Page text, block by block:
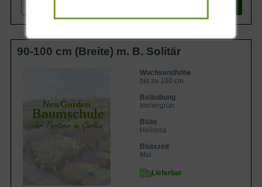
90-100 cm (Breite) m. B. Solitär
Wuchsendhöhe
bis zu 100 cm
Belaubung
Immergrün
Blüte
Hellrosa
Blütezeit
Mai
Lieferbar